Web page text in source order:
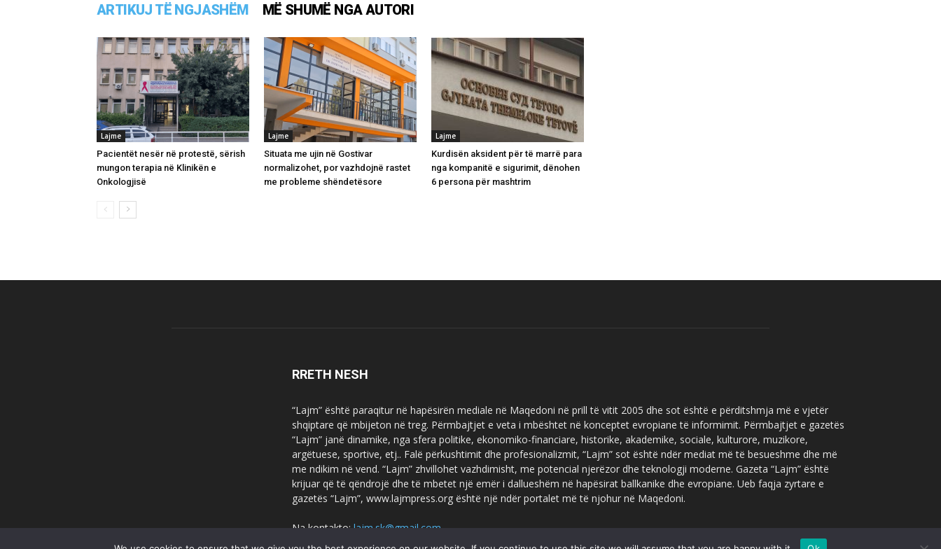
ARTIKUJ TË NGJASHËM MË SHUMË NGA AUTORI
Lajme
Pacientët nesër në protestë, sërish
mungon terapia në Klinikën e
Onkologjisë
Lajme
Situata me ujin në Gostivar
normalizohet, por vazhdojnë rastet
me probleme shëndetësore
Lajme
Kurdisën aksident për të marrë para
nga kompanitë e sigurimit, dënohen
6 persona për mashtrim
RRETH NESH
“Lajm” është paraqitur në hapësirën mediale në Maqedoni në prill të vitit 2005 dhe sot është e përditshmja më e vjetër
shqiptare që mbijeton në treg. Përmbajtjet e veta i mbështet në konceptet evropiane të informimit. Përmbajtjet e gazetës
“Lajm” janë dinamike, nga sfera politike, ekonomiko-financiare, historike, akademike, sociale, kulturore, muzikore,
argëtuese, sportive, etj.. Falë përkushtimit dhe profesionalizmit, “Lajm” sot është ndër mediat më të besueshme dhe më
me ndikim në vend. “Lajm” zhvillohet vazhdimisht, me potencial njerëzor dhe teknologji moderne. Gazeta “Lajm” është
krijuar që të qëndrojë dhe të mbetet një emër i dallueshëm në hapësirat ballkanike dhe evropiane. Ueb faqja zyrtare e
gazetës “Lajm”, www.lajmpress.org është një ndër portalet më të njohur në Maqedoni.
Na kontakto:lajm.sk@gmail.com